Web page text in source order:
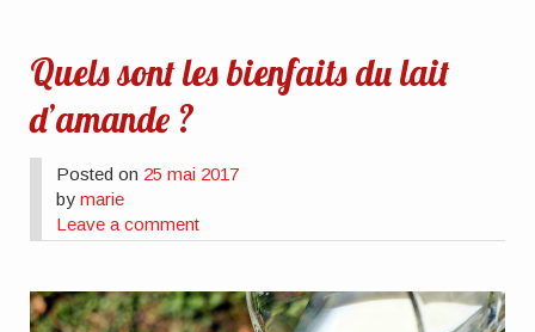
Quels sont les bienfaits du lait
d’amande ?
Posted on 25 mai 2017
bymarie
Leave a comment